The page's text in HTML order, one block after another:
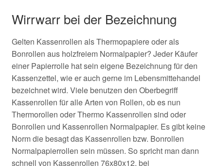
Wirrwarr bei der Bezeichnung
Gelten Kassenrollen als Thermopapiere oder als
Bonrollen aus holzfreiem Normalpapier? Jeder Käufer
einer Papierrolle hat sein eigene Bezeichnung für den
Kassenzettel, wie er auch gerne im Lebensmittehandel
bezeichnet wird. Viele benutzen den Oberbegriff
Kassenrollen für alle Arten von Rollen, ob es nun
Thermorollen oder Thermo Kassenrollen sind oder
Bonrollen und Kassenrollen Normalpapier. Es gibt keine
Norm die besagt das Kassenrollen bzw. Bonrollen
Normalpapierrollen sein müssen. So spricht man dann
schnell von Kassenrollen 76x80x12, bei